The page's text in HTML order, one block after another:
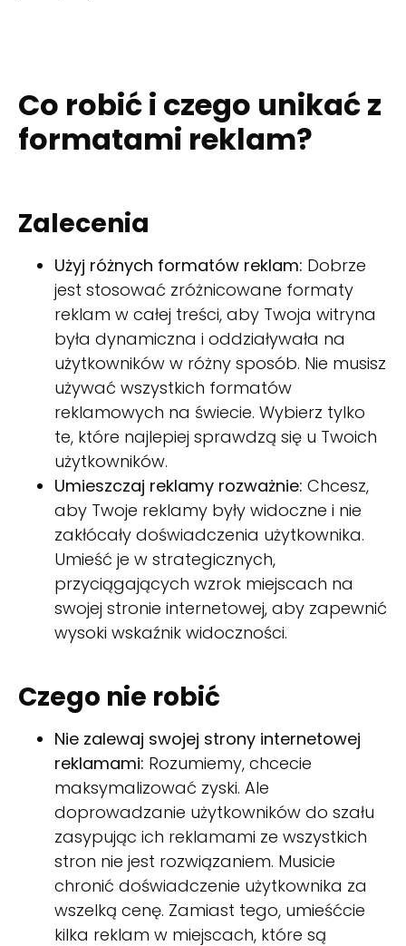
Co robić i czego unikać z
formatami reklam?
Zalecenia
Użyj różnych formatów reklam: Dobrze
jest stosować zróżnicowane formaty
reklam w całej treści, aby Twoja witryna
była dynamiczna i oddziaływała na
użytkowników w różny sposób. Nie musisz
używać wszystkich formatów
reklamowych na świecie. Wybierz tylko
te, które najlepiej sprawdzą się u Twoich
użytkowników.
Umieszczaj reklamy rozważnie: Chcesz,
aby Twoje reklamy były widoczne i nie
zakłócały doświadczenia użytkownika.
Umieść je w strategicznych,
przyciągających wzrok miejscach na
swojej stronie internetowej, aby zapewnić
wysoki wskaźnik widoczności.
Czego nie robić
Nie zalewaj swojej strony internetowej
reklamami: Rozumiemy, chcecie
maksymalizować zyski. Ale
doprowadzanie użytkowników do szału
zasypując ich reklamami ze wszystkich
stron nie jest rozwiązaniem. Musicie
chronić doświadczenie użytkownika za
wszelką cenę. Zamiast tego, umieśćcie
kilka reklam w miejscach, które są